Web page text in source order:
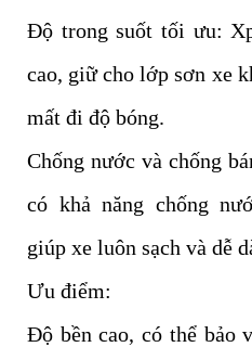
Độ trong suốt tối ưu:
cao, giữ cho lớp sơn xe
mất đi độ bóng.
Chống nước và chống
có khả năng chống
giúp xe luôn sạch và dễ
Ưu điểm:
Độ bền cao, có thể bảo